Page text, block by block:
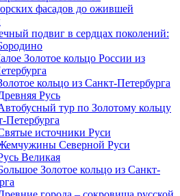
фасадов до ожившей
подвиг в сердцах поколений:
Золотое кольцо России из
кольцо из Санкт-Петербурга
Русь
тур по Золотому кольцу
Петербурга
источники Руси
Северной Руси
Великая
Золотое кольцо из Санкт-